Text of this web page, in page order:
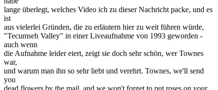
lange überlegt, welches Video ich zu dieser Nachricht packe, und es
ist
aus vielerlei Gründen, die zu erläutern hier zu weit führen würde,
"Tecumseh Valley" in einer Liveaufnahme von 1993 geworden -
auch wenn
die Aufnahme leider eiert, zeigt sie doch sehr schön, wer Townes
war,
und warum man ihn so sehr liebt und verehrt. Townes, we'll send
you